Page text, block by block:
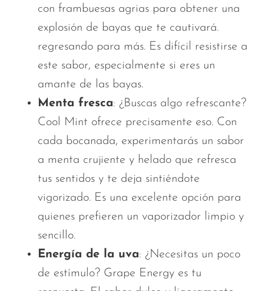
con frambuesas agrias para obtener una
explosión de bayas que te cautivará.
regresando para más. Es difícil resistirse a
este sabor, especialmente si eres un
amante de las bayas.
Menta fresca: ¿Buscas algo refrescante?
Cool Mint ofrece precisamente eso. Con
cada bocanada, experimentarás un sabor
a menta crujiente y helado que refresca
tus sentidos y te deja sintiéndote
vigorizado. Es una excelente opción para
quienes prefieren un vaporizador limpio y
sencillo.
Energía de la uva: ¿Necesitas un poco
de estímulo? Grape Energy es tu